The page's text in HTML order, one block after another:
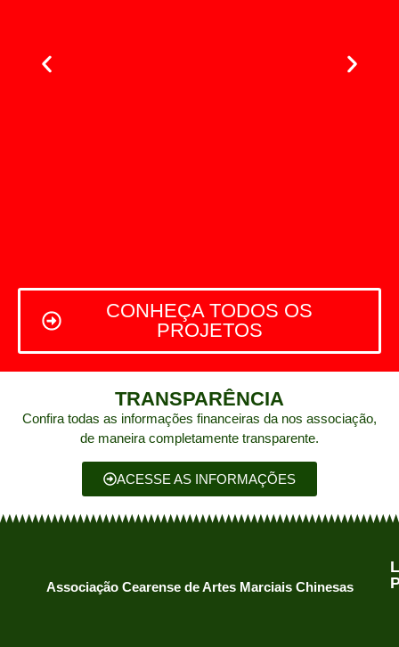
CONHEÇA TODOS OS
PROJETOS
TRANSPARÊNCIA
Confira todas as informações financeiras da nos associação,
de maneira completamente transparente.
ACESSE AS INFORMAÇÕES
Associação Cearense de Artes Marciais Chinesas